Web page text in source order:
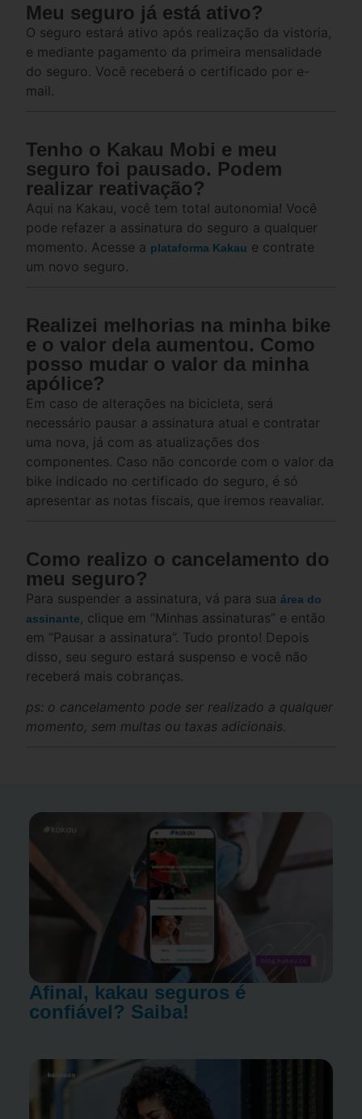
Meu seguro já está ativo?
O seguro estará ativo após realização da vistoria,
e mediante pagamento da primeira mensalidade
do seguro. Você receberá o certificado por e-
mail.
Tenho o Kakau Mobi e meu
seguro foi pausado. Podem
realizar reativação?
Aqui na Kakau, você tem total autonomia! Você
pode refazer a assinatura do seguro a qualquer
momento. Acesse a plataforma Kakau e contrate
um novo seguro.
Realizei melhorias na minha bike
e o valor dela aumentou. Como
posso mudar o valor da minha
apólice?
Em caso de alterações na bicicleta, será
necessário pausar a assinatura atual e contratar
uma nova, já com as atualizações dos
componentes. Caso não concorde com o valor da
bike indicado no certificado do seguro, é só
apresentar as notas fiscais, que iremos reavaliar.
Como realizo o cancelamento do
meu seguro?
Para suspender a assinatura, vá para suaárea do
assinante
, clique em “Minhas assinaturas” e então
em “Pausar a assinatura”. Tudo pronto! Depois
disso, seu seguro estará suspenso e você não
receberá mais cobranças.
ps: o cancelamento pode ser realizado a qualquer
momento, sem multas ou taxas adicionais.
Afinal, kakau seguros é
confiável? Saiba!